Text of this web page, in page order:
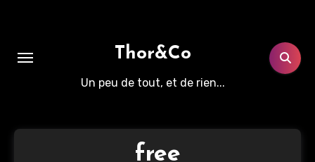
Thor&Co
Un peu de tout, et de rien...
free